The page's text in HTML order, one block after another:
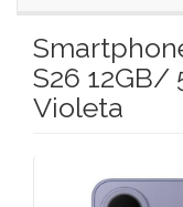
S26 12GB/
Violeta